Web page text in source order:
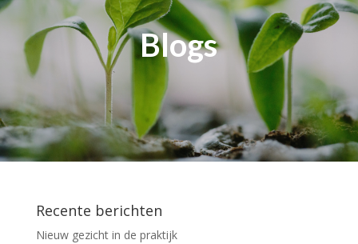
Blogs
Recente berichten
Nieuw gezicht in de praktijk